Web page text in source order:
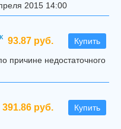
2015 14:00
93.87 руб. Купить
причине недостаточного
391.86 руб. Купить